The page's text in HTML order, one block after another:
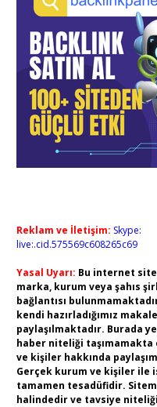
Reklam ve İletişim: Skype:
live:.cid.575569c608265c69
Yasal Uyarı: Bu internet
marka, kurum veya şahıs
bağlantısı
kendi hazırladığımız
paylaşılmaktadır. Burada
haber niteliği taşımamakta
ve kişiler hakkında
Gerçek kurum ve kişiler ile
tamamen tesadüfidir.
halindedir ve tavsiye